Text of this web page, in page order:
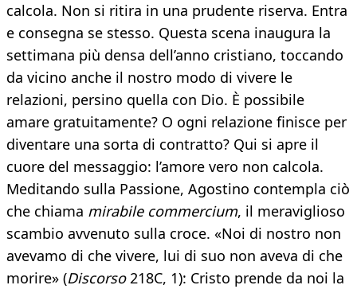
calcola. Non si ritira in una prudente riserva. Entra
e consegna se stesso. Questa scena inaugura la
settimana più densa dell’anno cristiano, toccando
da vicino anche il nostro modo di vivere le
relazioni, persino quella con Dio. È possibile
amare gratuitamente? O ogni relazione finisce per
diventare una sorta di contratto? Qui si apre il
cuore del messaggio: l’amore vero non calcola.
Meditando sulla Passione, Agostino contempla ciò
che chiama mirabile commercium, il meraviglioso
scambio avvenuto sulla croce. «Noi di nostro non
avevamo di che vivere, lui di suo non aveva di che
morire» (Discorso218C, 1): Cristo prende da noi la